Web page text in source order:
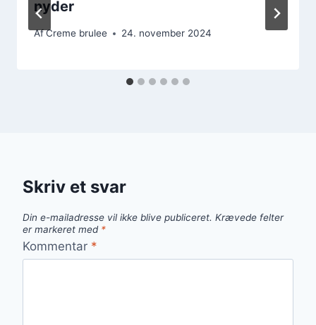
nyder
AfCreme brulee 24. november 2024
Skriv et svar
Din e-mailadresse vil ikke blive publiceret. Krævede felter
er markeret med *
Kommentar *